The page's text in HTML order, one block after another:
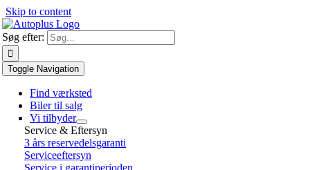
Skip to content
Søg efter:
Toggle Navigation
Find værksted
Biler til salg
Vi tilbyder
Service & Eftersyn
3 års reservedelsgaranti
Serviceeftersyn
Service i garantiperioden